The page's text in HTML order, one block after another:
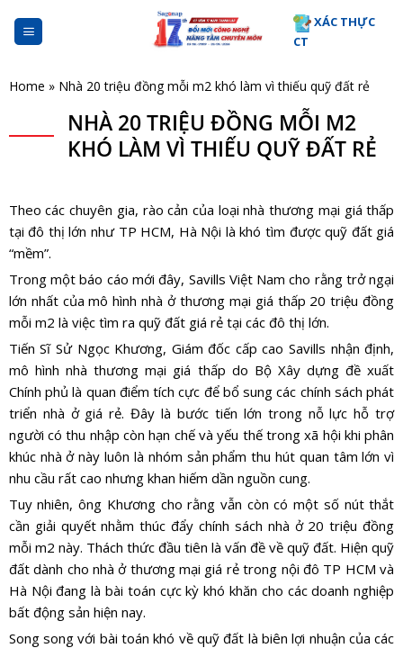
XÁC THỰC
CT
Home » Nhà 20 triệu đồng mỗi m2 khó làm vì thiếu quỹ đất rẻ
NHÀ 20 TRIỆU ĐỒNG MỖI M2
KHÓ LÀM VÌ THIẾU QUỸ ĐẤT RẺ
Theo các chuyên gia, rào cản của loại nhà thương mại giá thấp
tại đô thị lớn như TP HCM, Hà Nội là khó tìm được quỹ đất giá
“mềm”.
Trong một báo cáo mới đây, Savills Việt Nam cho rằng trở ngại
lớn nhất của mô hình nhà ở thương mại giá thấp 20 triệu đồng
mỗi m2 là việc tìm ra quỹ đất giá rẻ tại các đô thị lớn.
Tiến Sĩ Sử Ngọc Khương, Giám đốc cấp cao Savills nhận định,
mô hình nhà thương mại giá thấp do Bộ Xây dựng đề xuất
Chính phủ là quan điểm tích cực để bổ sung các chính sách phát
triển nhà ở giá rẻ. Đây là bước tiến lớn trong nỗ lực hỗ trợ
người có thu nhập còn hạn chế và yếu thế trong xã hội khi phân
khúc nhà ở này luôn là nhóm sản phẩm thu hút quan tâm lớn vì
nhu cầu rất cao nhưng khan hiếm dần nguồn cung.
Tuy nhiên, ông Khương cho rằng vẫn còn có một số nút thắt
cần giải quyết nhằm thúc đẩy chính sách nhà ở 20 triệu đồng
mỗi m2 này. Thách thức đầu tiên là vấn đề về quỹ đất. Hiện quỹ
đất dành cho nhà ở thương mại giá rẻ trong nội đô TP HCM và
Hà Nội đang là bài toán cực kỳ khó khăn cho các doanh nghiệp
bất động sản hiện nay.
Song song với bài toán khó về quỹ đất là biên lợi nhuận của các